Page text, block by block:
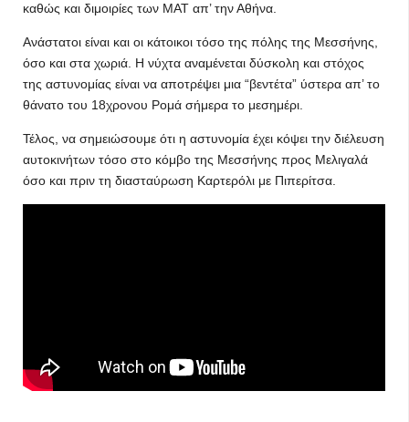
καθώς και διμοιρίες των ΜΑΤ απ’ την Αθήνα.
Ανάστατοι είναι και οι κάτοικοι τόσο της πόλης της Μεσσήνης,
όσο και στα χωριά. Η νύχτα αναμένεται δύσκολη και στόχος
της αστυνομίας είναι να αποτρέψει μια “βεντέτα” ύστερα απ’ το
θάνατο του 18χρονου Ρομά σήμερα το μεσημέρι.
Τέλος, να σημειώσουμε ότι η αστυνομία έχει κόψει την διέλευση
αυτοκινήτων τόσο στο κόμβο της Μεσσήνης προς Μελιγαλά
όσο και πριν τη διασταύρωση Καρτερόλι με Πιπερίτσα.